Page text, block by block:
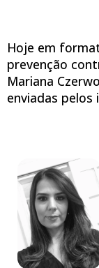
Hoje em
prevenção
Mariana
enviadas pelos